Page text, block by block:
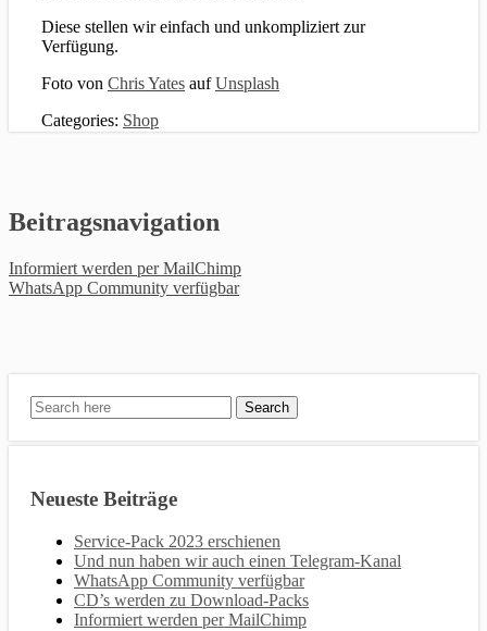
Diese stellen wir einfach und unkompliziert zur
Verfügung.
Foto von Chris Yates aufUnsplash
Categories: Shop
Beitragsnavigation
Informiert werden per MailChimp
WhatsApp Community verfügbar
Neueste Beiträge
Service-Pack 2023 erschienen
Und nun haben wir auch einen Telegram-Kanal
WhatsApp Community verfügbar
CD’s werden zu Download-Packs
Informiert werden per MailChimp